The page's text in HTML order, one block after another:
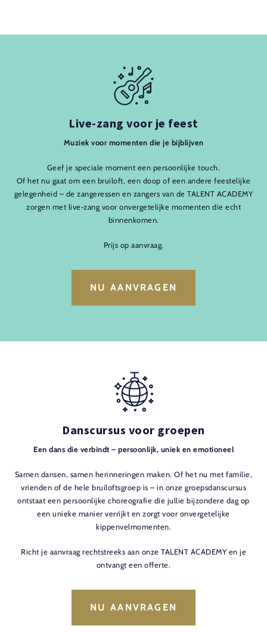
Live-zang voor je feest
Muziek voor momenten die je bijblijven
Geef je speciale moment een persoonlijke touch.
Of het nu gaat om een bruiloft, een doop of een andere feestelijke
gelegenheid – de zangeressen en zangers van de TALENT ACADEMY
zorgen met live‑zang voor onvergetelijke momenten die echt
binnenkomen.
Prijs op aanvraag.
NU AANVRAGEN
Danscursus voor groepen
Een dans die verbindt – persoonlijk, uniek en emotioneel
Samen dansen, samen herinneringen maken. Of het nu met familie,
vrienden of de hele bruiloftsgroep is – in onze groepsdanscursus
ontstaat een persoonlijke choreografie die jullie bijzondere dag op
een unieke manier verrijkt en zorgt voor onvergetelijke
kippenvelmomenten.
Richt je aanvraag rechtstreeks aan onze TALENT ACADEMY en je
ontvangt een offerte.
NU AANVRAGEN